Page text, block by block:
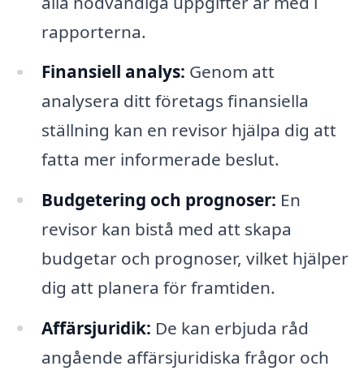
rapporterna.
Finansiell analys: Genom att
analysera ditt företags finansiella
ställning kan en revisor hjälpa dig att
fatta mer informerade beslut.
Budgetering och prognoser: En
revisor kan bistå med att skapa
budgetar och prognoser, vilket hjälper
dig att planera för framtiden.
Affärsjuridik: De kan erbjuda råd
angående affärsjuridiska frågor och